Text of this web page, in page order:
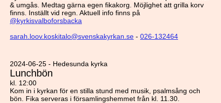
& umgås. Medtag gärna egen fikakorg. Möjlighet att grilla korv
finns. Inställt vid regn. Aktuell info finns på
@kyrkisvalboforsbacka
sarah.loov.koskitalo@svenskakyrkan.se - 026-132464
2024-06-25 - Hedesunda kyrka
Lunchbön
kl. 12:00
Kom in i kyrkan för en stilla stund med musik, psalmsång och
bön. Fika serveras i församlingshemmet från kl. 11.30.